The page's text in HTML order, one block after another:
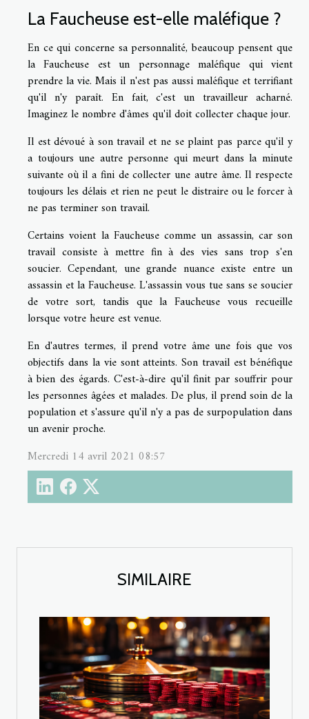
SIMILAIRE
La Faucheuse est-elle maléfique ?
En ce qui concerne sa personnalité, beaucoup pensent que
la Faucheuse est un personnage maléfique qui vient
prendre la vie. Mais il n'est pas aussi maléfique et terrifiant
qu'il n'y paraît. En fait, c'est un travailleur acharné.
Imaginez le nombre d'âmes qu'il doit collecter chaque jour.
Il est dévoué à son travail et ne se plaint pas parce qu'il y
a toujours une autre personne qui meurt dans la minute
suivante où il a fini de collecter une autre âme. Il respecte
toujours les délais et rien ne peut le distraire ou le forcer à
ne pas terminer son travail.
Certains voient la Faucheuse comme un assassin, car son
travail consiste à mettre fin à des vies sans trop s'en
soucier. Cependant, une grande nuance existe entre un
assassin et la Faucheuse. L'assassin vous tue sans se soucier
de votre sort, tandis que la Faucheuse vous recueille
lorsque votre heure est venue.
En d'autres termes, il prend votre âme une fois que vos
objectifs dans la vie sont atteints. Son travail est bénéfique
à bien des égards. C'est-à-dire qu'il finit par souffrir pour
les personnes âgées et malades. De plus, il prend soin de la
population et s'assure qu'il n'y a pas de surpopulation dans
un avenir proche.
Mercredi 14 avril 2021 08:57